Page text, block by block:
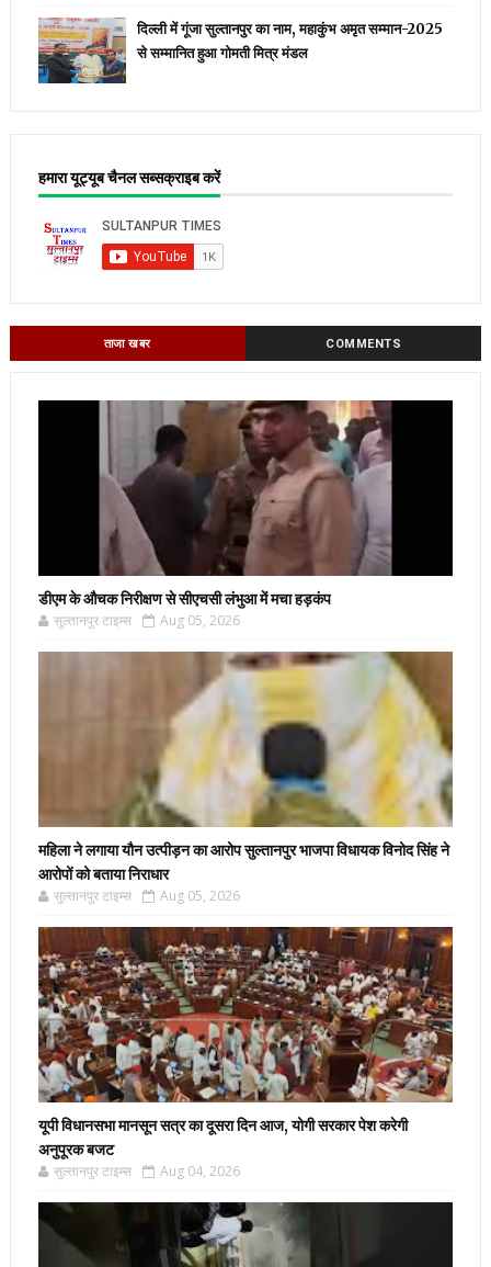
दिल्ली में गूंजा सुल्तानपुर का नाम, महाकुंभ अमृत सम्मान-2025
से सम्मानित हुआ गोमती मित्र मंडल
हमारा यूट्यूब चैनल सब्सक्राइब करें
ताजा खबर COMMENTS
डीएम के औचक निरीक्षण से सीएचसी लंभुआ में मचा हड़कंप
सुल्तानपुर टाइम्स Aug 05, 2026
महिला ने लगाया यौन उत्पीड़न का आरोप सुल्तानपुर भाजपा विधायक विनोद सिंह ने
आरोपों को बताया निराधार
सुल्तानपुर टाइम्स Aug 05, 2026
यूपी विधानसभा मानसून सत्र का दूसरा दिन आज, योगी सरकार पेश करेगी
अनुपूरक बजट
सुल्तानपुर टाइम्स Aug 04, 2026